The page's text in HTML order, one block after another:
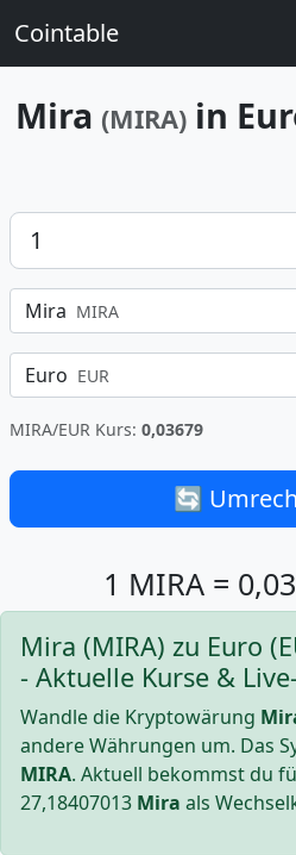
Cointable
Mira (MIRA)in
Betrag
Mira MIRA
Euro EUR
MIRA/EUR Kurs: 0,03679
🔄
1 MIRA =
Mira (MIRA) zu Euro
- Aktuelle Kurse &
Wandle die Kryptowärung
andere Währungen um. Das
MIRA. Aktuell bekommst du
27,18407013 Mira als